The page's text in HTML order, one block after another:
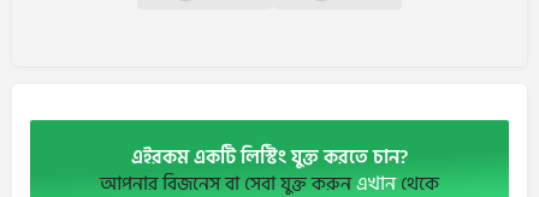
এইরকম একটি লিস্টিং যুক্ত করতে চান?
আপনার বিজনেস বা সেবা যুক্ত করুনএখানথেকে